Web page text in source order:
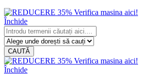
Închide
CAUTĂ
Închide